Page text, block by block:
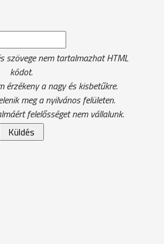
szövege nem tartalmazhat HTML
kódot.
érzékeny a nagy és kisbetűkre.
meg a nyilvános felületen.
felelősséget nem vállalunk.